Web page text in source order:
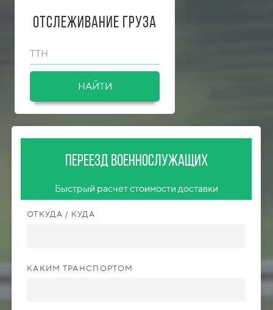
Отслеживание груза
ТТН
НАЙТИ
Переезд военнослужащих
Быстрый расчет стоимости доставки
ОТКУДА / КУДА
КАКИМ ТРАНСПОРТОМ